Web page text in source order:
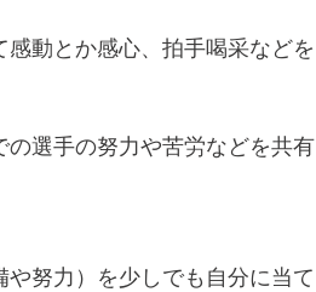
動とか感心、拍手喝采などを
選手の努力や苦労などを共有
努力）を少しでも自分に当て